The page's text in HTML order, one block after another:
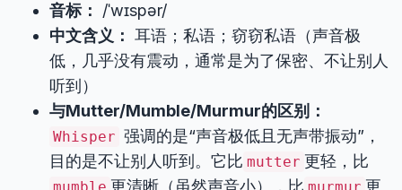
音标：
/ˈwɪspər/
中文含义： 耳语；私语；窃窃私语（声音极
低，几乎没有震动，通常是为了保密、不让别人
听到）
与Mutter/Mumble/Murmur的区别：
Whisper 强调的是“声音极低且无声带振动”，
目的是不让别人听到。它比 mutter 更轻，比
更清晰（虽然声音小），比
更